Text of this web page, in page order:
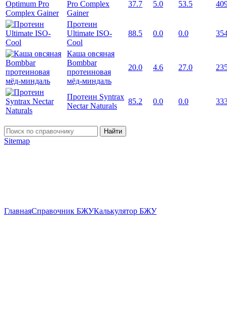
Pro Complex
Gainer
37.7 5.0 53.5
Протеин
Ultimate ISO-
Cool
88.5 0.0 0.0
Каша овсяная
Bombbar
протеиновая
мёд-миндаль
20.0 4.6 27.0
Протеин Syntrax
Nectar Naturals
85.2 0.0 0.0
Найти
Sitemap
ГлавнаяСправочник БЖУКалькулятор БЖУ